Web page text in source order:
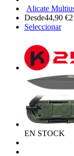
Alicate
Desde44,90 €
Seleccionar
EN STOCK